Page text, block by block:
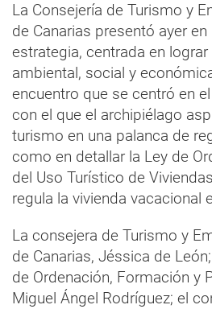
La Consejería de Turismo y
de Canarias presentó ayer
estrategia, centrada en
ambiental, social y
encuentro que se centró en
con el que el archipiélago
turismo en una palanca de
como en detallar la Ley de
del Uso Turístico de
regula la vivienda vacacional
La consejera de Turismo y
de Canarias, Jéssica de
de Ordenación, Formación y
Miguel Ángel Rodríguez; el